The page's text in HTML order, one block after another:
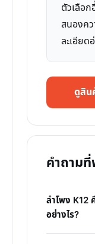
ตัวเลือ
สนองค
ละเอีย
ดูสิน
คำถาม
ลำโพง K12
อย่างไร?